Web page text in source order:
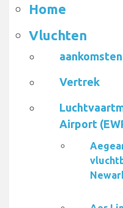
Home
Vluchten
aankomsten
Vertrek
Airport